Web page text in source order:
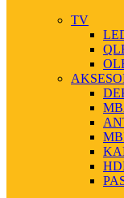
TV